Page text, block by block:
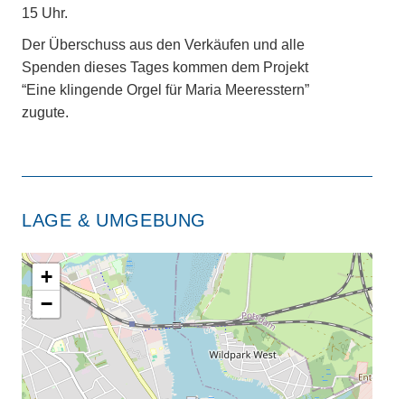
15 Uhr.
Der Überschuss aus den Verkäufen und alle
Spenden dieses Tages kommen dem Projekt
“Eine klingende Orgel für Maria Meeresstern”
zugute.
LAGE & UMGEBUNG
+
−